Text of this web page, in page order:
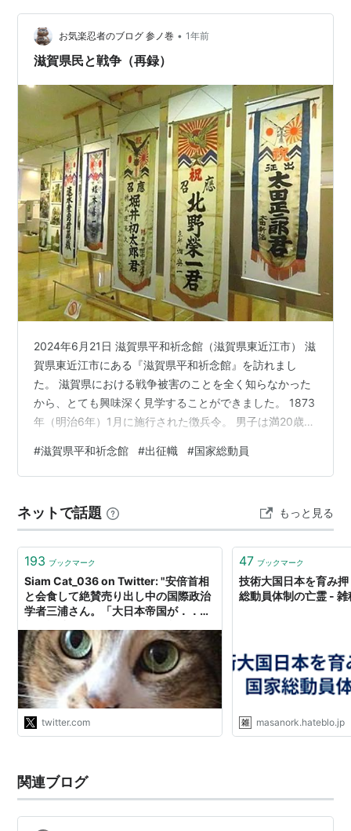
中心に〈国家総動員に関する意見〉 (1920年) をま
とめたが，永田ら中堅幕僚はルーデンドルフ
力戦論を学んで総動員体制の推進を企てた。さき
止されたが，いわゆる宇垣軍縮では兵器の近代化
と総動員態勢の整備がとりあげられ， 1926年に陸
軍省に整備局，翌年内閣に資源局がおかれ，国家
総動員の準備にあたることとなり，資源局には陸
海軍人も出向した。だが当時の陸軍は将来戦は長
期戦になると判断したものの，日本の国力からみ
て総力戦は至難だとして，奇襲開戦と連戦連勝に
よる短期戦を戦略の基本においていた。
第一稿は「ネットで百科」より
関連
→国家総動員法
→
新官僚
→革新官僚
→宇垣一成
→東条英機
お気楽忍者のブログ 参ノ巻 • 1年前
滋賀県民と戦争（再録）
2024年6月21日 滋賀県平和祈念館（滋賀県東近江市） 滋
賀県東近江市にある『滋賀県平和祈念館』を訪れまし
た。 滋賀県における戦争被害のことを全く知らなかった
から、とても興味深く見学することができました。 1873
年（明治6年）1月に施行された徴兵令。 男子は満20歳で
軍、その後4年間は後備軍として兵役に服しました。ま
た、17歳から40歳までの男子を国民軍の兵籍に登録する
出征幟（出征旗） 兵役は国民の義務だった時代、出征は
喜ばしく名誉なこととして扱われていました。 出征幟が
晴れやかな雰囲気に…
#滋賀県平和祈念館 #出征幟 #国家総動員
ネットで話題 もっと見る
193 ブックマーク
Siam Cat_036 on Twitter: "安倍首相
と会食して絶賛売り出し中の国際政治
学者三浦さん。「大日本帝国が．．人
のは、1943－45年のせいぜい2年間ほ
ど」 えーっ！国家総動員法前でも
1933年には小林多喜二が特高の拷問で
殺され、3… https://t.co/YXzlSt4fgS"
twitter.com
47 ブックマーク
技術大国日本を育み
総動員体制の亡霊 -
masanork.hateblo.jp
関連ブログ